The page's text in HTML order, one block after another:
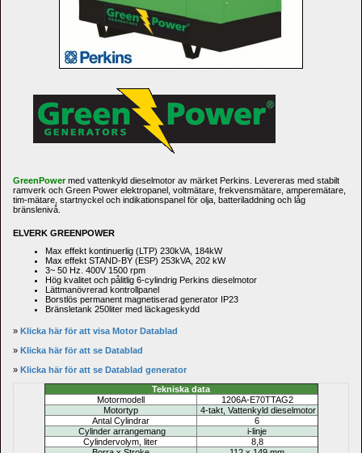
GreenPower med vattenkyld dieselmotor av märket Perkins. Levereras med stabilt
ramverk och Green Power elektropanel, voltmätare, frekvensmätare, amperemätare,
tim-mätare, startnyckel och indikationspanel för olja, batteriladdning och låg
bränslenivå.
ELVERK GREENPOWER
Max effekt kontinuerlig (LTP) 230kVA, 184kW
Max effekt STAND-BY (ESP) 253kVA, 202 kW
3~ 50 Hz. 400V1500 rpm
Hög kvalitet och pålitlig 6-cylindrig Perkins dieselmotor
Lättmanövrerad kontrollpanel
Borstlös permanent magnetiserad generator IP23
Bränsletank 250liter med läckageskydd
» Klicka här för att visa Motor Datablad
» Klicka här för att se Datablad
» Klicka här för att se Datablad generator
Tekniska data
Motormodell
1206A-E70TTAG2
Motortyp
4-takt, Vattenkyld dieselmotor
Antal Cylindrar
6
Cylinder arrangemang
i-linje
Cylindervolym, liter
8,8